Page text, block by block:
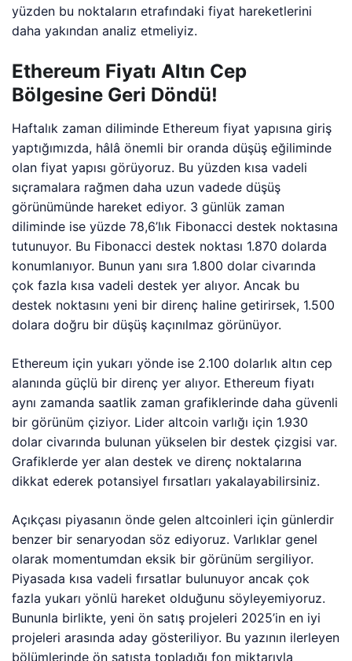
yüzden bu noktaların etrafındaki fiyat hareketlerini
daha yakından analiz etmeliyiz.
Ethereum Fiyatı Altın Cep
Bölgesine Geri Döndü!
Haftalık zaman diliminde Ethereum fiyat yapısına giriş
yaptığımızda, hâlâ önemli bir oranda düşüş eğiliminde
olan fiyat yapısı görüyoruz. Bu yüzden kısa vadeli
sıçramalara rağmen daha uzun vadede düşüş
görünümünde hareket ediyor. 3 günlük zaman
diliminde ise yüzde 78,6’lık Fibonacci destek noktasına
tutunuyor. Bu Fibonacci destek noktası 1.870 dolarda
konumlanıyor. Bunun yanı sıra 1.800 dolar civarında
çok fazla kısa vadeli destek yer alıyor. Ancak bu
destek noktasını yeni bir direnç haline getirirsek, 1.500
dolara doğru bir düşüş kaçınılmaz görünüyor.
Ethereum için yukarı yönde ise 2.100 dolarlık altın cep
alanında güçlü bir direnç yer alıyor. Ethereum fiyatı
aynı zamanda saatlik zaman grafiklerinde daha güvenli
bir görünüm çiziyor. Lider altcoin varlığı için 1.930
dolar civarında bulunan yükselen bir destek çizgisi var.
Grafiklerde yer alan destek ve direnç noktalarına
dikkat ederek potansiyel fırsatları yakalayabilirsiniz.
Açıkçası piyasanın önde gelen altcoinleri için günlerdir
benzer bir senaryodan söz ediyoruz. Varlıklar genel
olarak momentumdan eksik bir görünüm sergiliyor.
Piyasada kısa vadeli fırsatlar bulunuyor ancak çok
fazla yukarı yönlü hareket olduğunu söyleyemiyoruz.
Bununla birlikte, yeni ön satış projeleri 2025’in en iyi
projeleri arasında aday gösteriliyor. Bu yazının ilerleyen
bölümlerinde ön satışta topladığı fon miktarıyla